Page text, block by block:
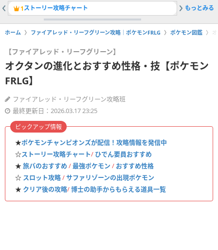
1ストーリー攻略チャート 2旅パの
もっとみる
ホーム ファイアレッド・リーフグリーン攻略｜ポケモンFRLG ポケモン図鑑
【ファイアレッド・リーフグリーン】
オクタンの進化とおすすめ性格・技【ポケモン
FRLG】
ファイアレッド・リーフグリーン攻略班
最終更新日：2026.03.17 23:25
★ポケモンチャンピオンズが配信！攻略情報を発信中
☆ストーリー攻略チャート/ ひでん要員おすすめ
★旅パのおすすめ /最強ポケモン / おすすめ性格
☆ スロット攻略/サファリゾーンの出現ポケモン
★ クリア後の攻略/博士の助手からもらえる道具一覧
ピックアップ情報